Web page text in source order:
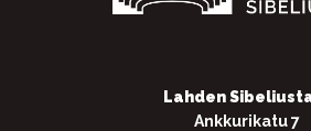
Lahden
Ankkurikatu 7